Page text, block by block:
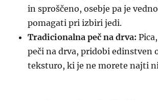
in sproščeno, osebje pa je
pomagati pri izbiri jedi.
Tradicionalna peč na drva:
peči na drva, pridobi edinstven
teksturo, ki je ne morete najti